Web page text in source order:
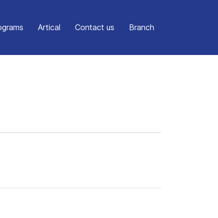
Artical Contact us Branch